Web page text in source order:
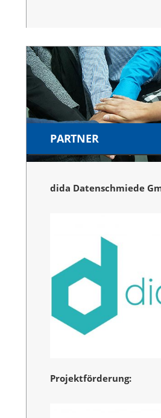
PARTNER
dida Datenschmiede
Projektförderung: